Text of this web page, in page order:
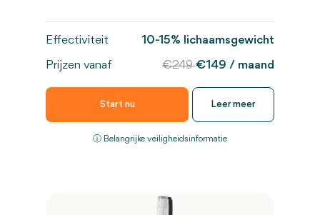
10-15% lichaamsgewicht
€249€149 / maand
Prijzen vanaf
Effectiviteit
Start nu
ⓘ Belangrijke veiligheidsinformatie
Leer meer